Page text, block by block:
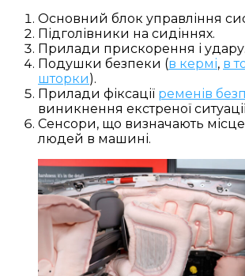
Основний блок управління
Підголівники на сидіннях.
Прилади прискорення і удару.
Подушки безпеки (в кермі, в
шторки).
Прилади фіксації ременів
виникнення екстреної
Сенсори, що визначають
людей в машині.